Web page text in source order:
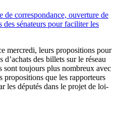
de correspondance, ouverture de
sénateurs pour faciliter les
mercredi, leurs propositions pour
des billets sur le réseau
sont toujours plus nombreux avec
propositions que les rapporteurs
les députés dans le projet de loi-